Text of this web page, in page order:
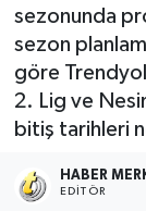
sezonunda
sezon
göre
2. Lig ve
bitiş tarihleri
HABER
EDITÖR